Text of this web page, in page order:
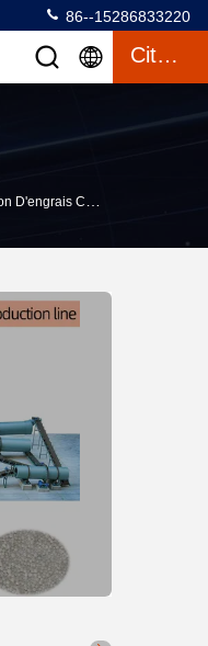
86--15286833220
Citation
Composés